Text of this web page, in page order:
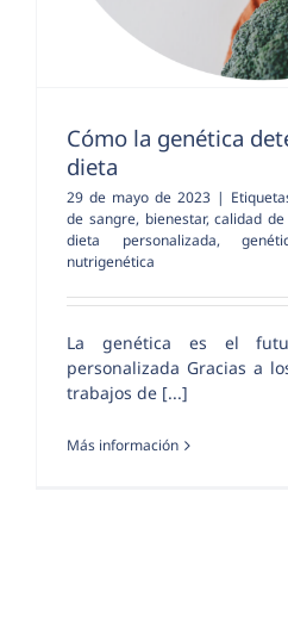
Cómo la genética
dieta
29 de mayo de 2023 |
de sangre, bienestar,calidad de
dieta personalizada,
nutrigenética
La genética es el
personalizada Gracias a
trabajos de [...]
Más información